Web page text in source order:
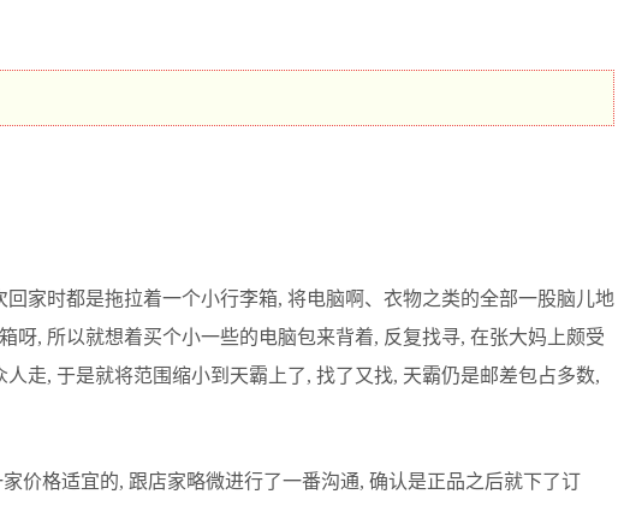
回家时都是拖拉着一个小行李箱, 将电脑啊、衣物之类的全部一股脑儿地
, 所以就想着买个小一些的电脑包来背着, 反复找寻, 在张大妈上颇受
走, 于是就将范围缩小到天霸上了, 找了又找, 天霸仍是邮差包占多数,
价格适宜的, 跟店家略微进行了一番沟通, 确认是正品之后就下了订